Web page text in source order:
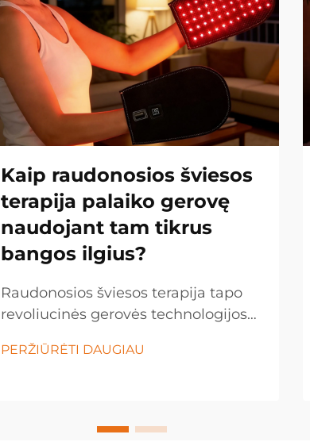
Kaip raudonosios šviesos
terapija palaiko gerovę
naudojant tam tikrus
bangos ilgius?
Raudonosios šviesos terapija tapo
revoliucinės gerovės technologijos
šviesos bangos ilgių galią, kad
PERŽIŪRĖTI DAUGIAU